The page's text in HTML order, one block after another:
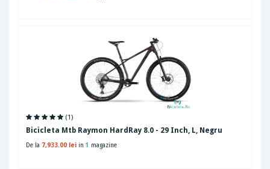
(1)
Bicicleta Mtb Raymon HardRay 8.0 - 29 Inch, L, Negru
De la 7,933.00 lei in 1 magazine